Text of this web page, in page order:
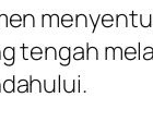
tengah